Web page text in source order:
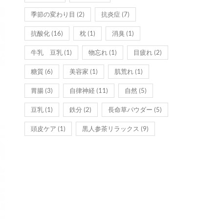
季節の変わり目 (2) 抗炎症 (7)
抗酸化 (16) 枕 (1) 消臭 (1)
牛乳 豆乳 (1) 物忘れ (1) 目疲れ (2)
糖質 (6) 美容家 (1) 肌荒れ (1)
胃腸 (3) 自律神経 (11) 自然 (5)
豆乳 (1) 鉄分 (2) 長命草パウダー (5)
頭皮ケア (1) 黒人参茶リラックス (9)